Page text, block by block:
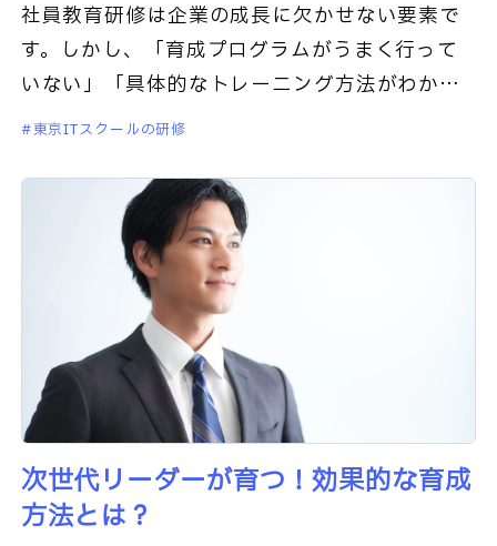
社員教育研修は企業の成長に欠かせない要素で
す。しかし、「育成プログラムがうまく行って
いない」「具体的なトレーニング方法がわから
ない」とお困りの方も多いのではないでしょう
東京ITスクールの研修
次世代リーダーが育つ！効果的な育成
方法とは？